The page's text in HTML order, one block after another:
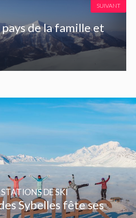
de la famille et
SUIVANT
Sybelles fête ses
STATIONS DE SKI